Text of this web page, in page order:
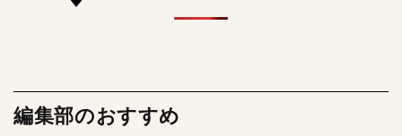
編集部のおすすめ